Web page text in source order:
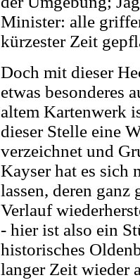
Minister: alle
kürzester Zeit
Doch mit dieser
etwas besonderes
altem Kartenwerk
dieser Stelle eine
verzeichnet und
Kayser hat es sich
lassen, deren ganz
Verlauf
- hier ist also ein
historisches
langer Zeit wieder